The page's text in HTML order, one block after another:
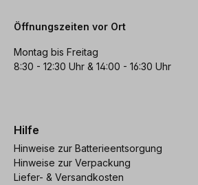
Öffnungszeiten vor Ort
Montag bis Freitag
8:30 - 12:30 Uhr & 14:00 - 16:30 Uhr
Hilfe
Hinweise zur Batterieentsorgung
Hinweise zur Verpackung
Liefer- & Versandkosten